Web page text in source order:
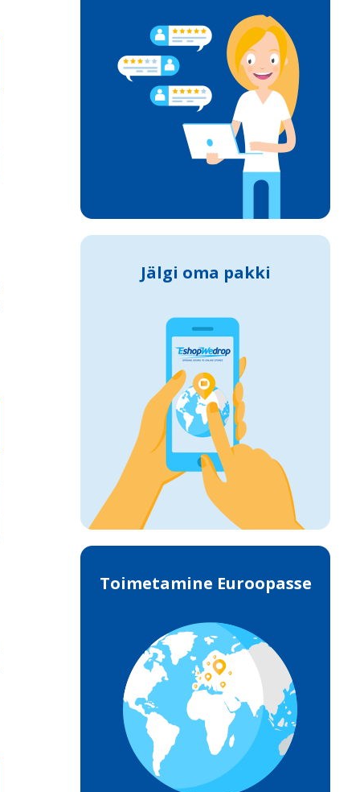
Jälgi oma pakki
Toimetamine Euroopasse